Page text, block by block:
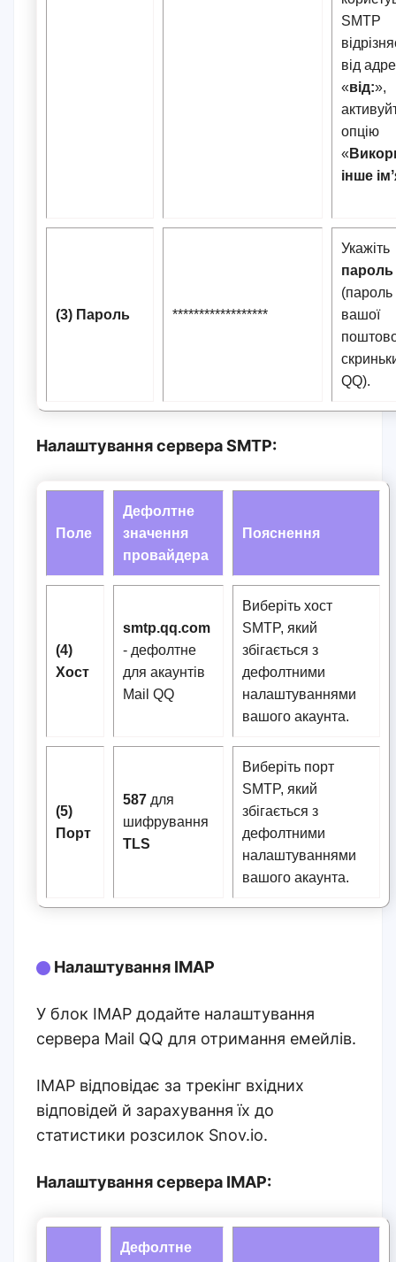
SMTP
від
«від:»,
опцію
«
інше
(3) Пароль ******************
Укажіть
пароль
(пароль
вашої
QQ).
Налаштування сервера SMTP:
Поле
Дефолтне
значення
провайдера
Пояснення
(4)
Хост
smtp.qq.com
- дефолтне
для акаунтів
Mail QQ
Виберіть хост
SMTP, який
збігається з
дефолтними
налаштуваннями
вашого акаунта.
(5)
Порт
587 для
шифрування
TLS
Виберіть порт
SMTP, який
збігається з
дефолтними
налаштуваннями
вашого акаунта.
Налаштування IMAP
У блок IMAP додайте налаштування
сервера Mail QQ для отримання емейлів.
IMAP відповідає за трекінг вхідних
відповідей й зарахування їх до
статистики розсилок Snov.io.
Налаштування сервера IMAP:
Дефолтне